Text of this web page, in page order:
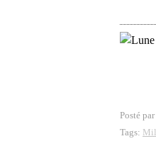
Posté
Tags: